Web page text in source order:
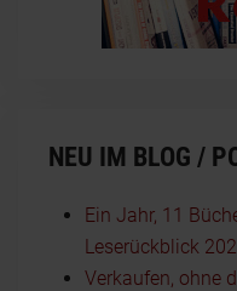
NEU IM BLOG /
Ein Jahr, 11
Leserückblick
Verkaufen, ohne